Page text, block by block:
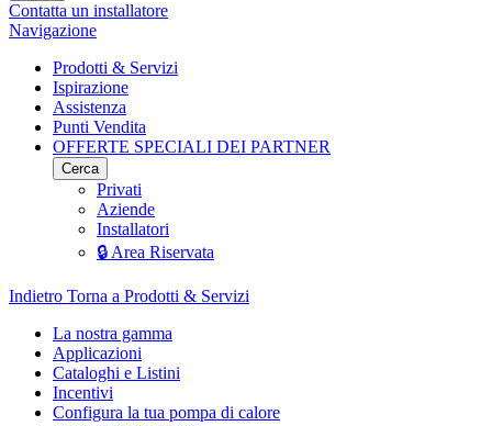
Contatta un installatore
Navigazione
Prodotti & Servizi
Ispirazione
Assistenza
Punti Vendita
OFFERTE SPECIALI DEI PARTNER
Cerca
Privati
Aziende
Installatori
🔒 Area Riservata
Indietro Torna a Prodotti & Servizi
La nostra gamma
Applicazioni
Cataloghi e Listini
Incentivi
Configura la tua pompa di calore